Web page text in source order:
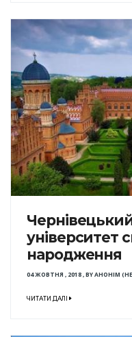
університет
народження
04 ЖОВТНЯ , 2018,BYАНОНІМ
ЧИТАТИ ДАЛІ